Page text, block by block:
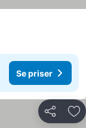
Se priser
Dela